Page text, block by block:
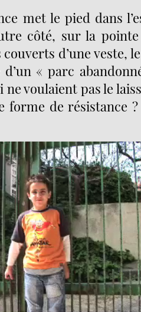
met le pied dans
côté, sur la
couverts d’une veste,
d’un « parc
ne voulaient pas le
forme de résistance
Video
Player